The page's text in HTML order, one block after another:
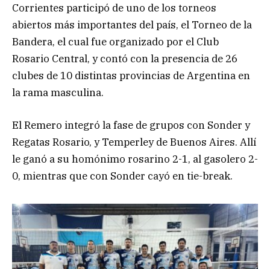
Corrientes participó de uno de los torneos
abiertos más importantes del país, el Torneo de la
Bandera, el cual fue organizado por el Club
Rosario Central, y contó con la presencia de 26
clubes de 10 distintas provincias de Argentina en
la rama masculina.
El Remero integró la fase de grupos con Sonder y
Regatas Rosario, y Temperley de Buenos Aires. Allí
le ganó a su homónimo rosarino 2-1, al gasolero 2-
0, mientras que con Sonder cayó en tie-break.